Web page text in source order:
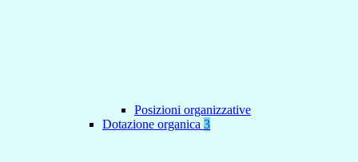
Posizioni organizzative
Dotazione organica 3